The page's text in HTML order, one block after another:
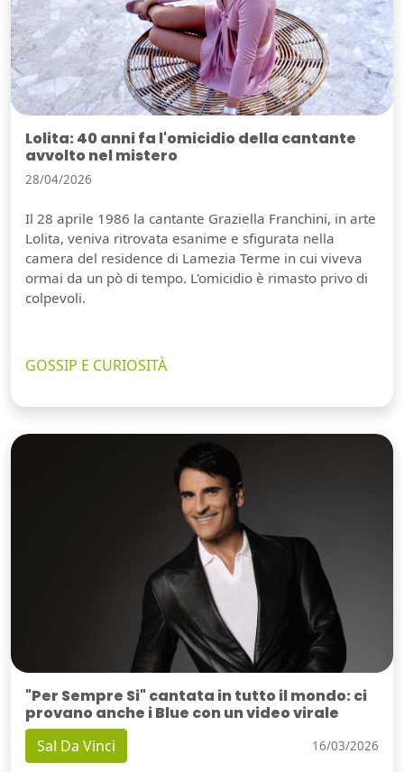
Lolita: 40 anni fa l'omicidio della cantante
avvolto nel mistero
28/04/2026
Il 28 aprile 1986 la cantante Graziella Franchini, in arte
Lolita, veniva ritrovata esanime e sfigurata nella
camera del residence di Lamezia Terme in cui viveva
ormai da un pò di tempo. L'omicidio è rimasto privo di
colpevoli.
GOSSIP E CURIOSITÀ
"Per Sempre Si" cantata in tutto il mondo: ci
provano anche i Blue con un video virale
Sal Da Vinci 16/03/2026